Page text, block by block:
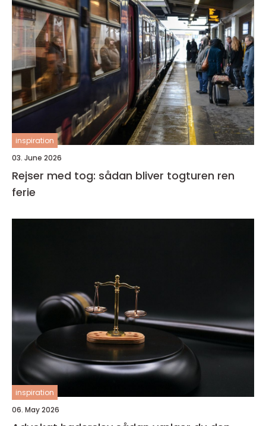
inspiration
03. June 2026
Rejser med tog: sådan bliver togturen ren
ferie
inspiration
06. May 2026